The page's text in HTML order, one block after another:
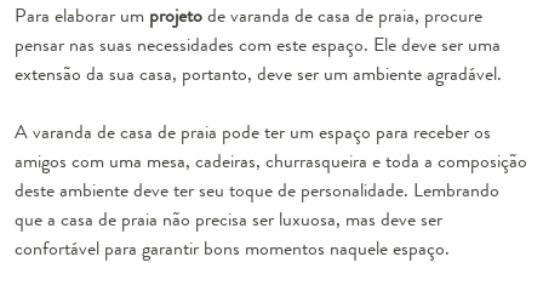
Para elaborar um projetode varanda de casa de praia, procure
pensar nas suas necessidades com este espaço. Ele deve ser uma
extensão da sua casa, portanto, deve ser um ambiente agradável.
A varanda de casa de praia pode ter um espaço para receber os
amigos com uma mesa, cadeiras, churrasqueira e toda a composição
deste ambiente deve ter seu toque de personalidade. Lembrando
que a casa de praia não precisa ser luxuosa, mas deve ser
confortável para garantir bons momentos naquele espaço.